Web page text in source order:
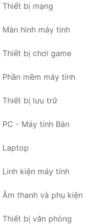
Thiết bị mạng
Màn hình máy tính
Thiết bị chơi game
Phần mềm máy tính
Thiết bị lưu trữ
PC - Máy tính Bàn
Laptop
Linh kiện máy tính
Âm thanh và phụ kiện
Thiết bị văn phòng